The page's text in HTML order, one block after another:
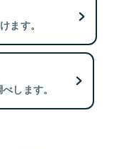
ます。
します。